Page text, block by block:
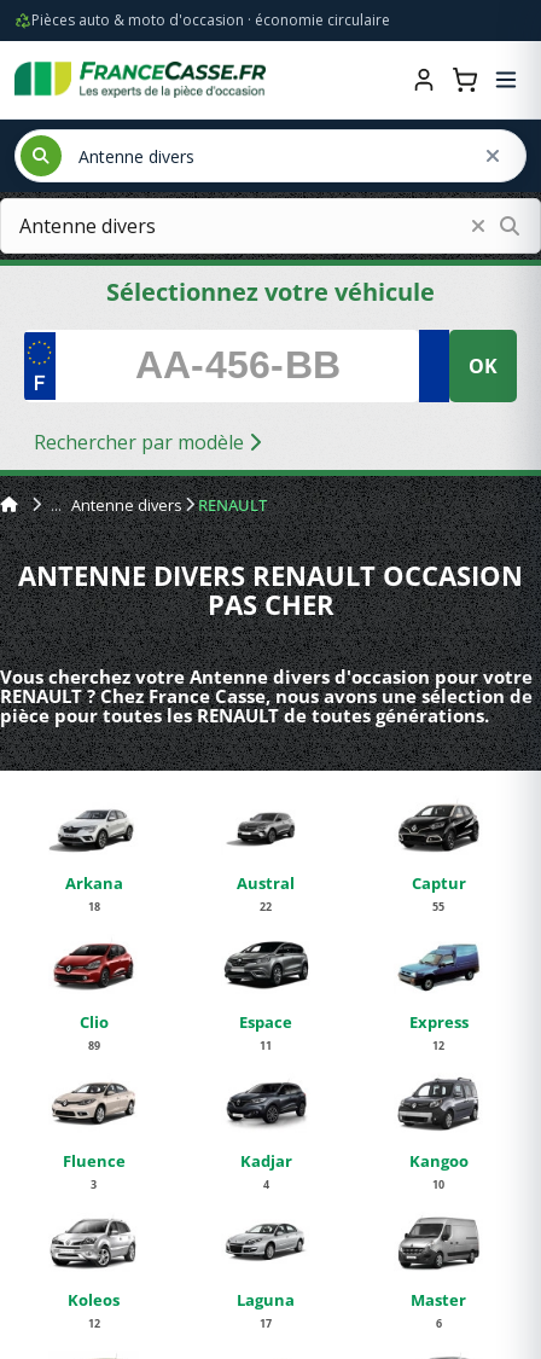
Pièces auto & moto d'occasion · économie circulaire
Sélectionnez votre véhicule
OK
Rechercher par modèle
Antenne divers RENAULT
ANTENNE DIVERS RENAULT OCCASION
PAS CHER
Vous cherchez votre Antenne divers d'occasion pour votre
RENAULT ? Chez France Casse, nous avons une sélection de
pièce pour toutes les RENAULT de toutes générations.
Arkana
18
Austral
22
Captur
55
Clio
89
Espace
11
Express
12
Fluence
3
Kadjar
4
Kangoo
10
Koleos
12
Laguna
17
Master
6